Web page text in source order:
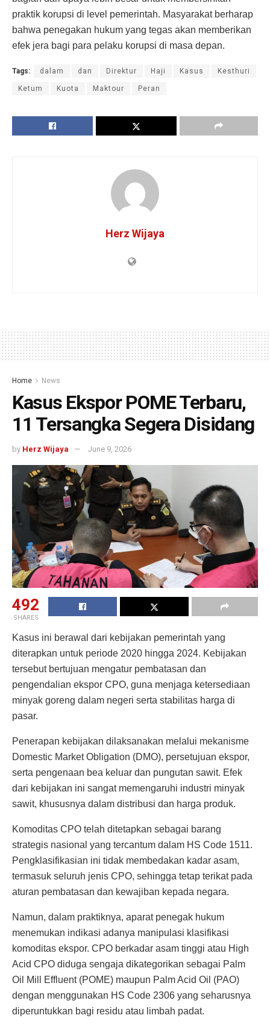
praktik korupsi di level pemerintah. Masyarakat berharap
bahwa penegakan hukum yang tegas akan memberikan
efek jera bagi para pelaku korupsi di masa depan.
Tags: dalam dan Direktur Haji Kasus Kesthuri
Ketum Kuota Maktour Peran
Herz Wijaya
Home News
Kasus Ekspor POME Terbaru,
11 Tersangka Segera Disidang
by Herz Wijaya June 9, 2026
492
SHARES
Kasus ini berawal dari kebijakan pemerintah yang
diterapkan untuk periode 2020 hingga 2024. Kebijakan
tersebut bertujuan mengatur pembatasan dan
pengendalian ekspor CPO, guna menjaga ketersediaan
minyak goreng dalam negeri serta stabilitas harga di
pasar.
Penerapan kebijakan dilaksanakan melalui mekanisme
Domestic Market Obligation (DMO), persetujuan ekspor,
serta pengenaan bea keluar dan pungutan sawit. Efek
dari kebijakan ini sangat memengaruhi industri minyak
sawit, khususnya dalam distribusi dan harga produk.
Komoditas CPO telah ditetapkan sebagai barang
strategis nasional yang tercantum dalam HS Code 1511.
Pengklasifikasian ini tidak membedakan kadar asam,
termasuk seluruh jenis CPO, sehingga tetap terikat pada
aturan pembatasan dan kewajiban kepada negara.
Namun, dalam praktiknya, aparat penegak hukum
menemukan indikasi adanya manipulasi klasifikasi
komoditas ekspor. CPO berkadar asam tinggi atau High
Acid CPO diduga sengaja dikategorikan sebagai Palm
Oil Mill Effluent (POME) maupun Palm Acid Oil (PAO)
dengan menggunakan HS Code 2306 yang seharusnya
diperuntukkan bagi residu atau limbah padat.